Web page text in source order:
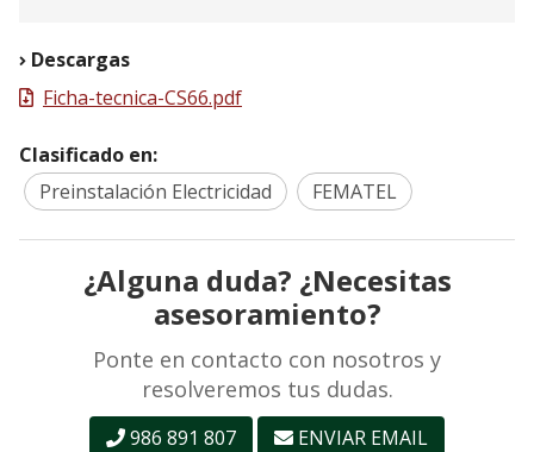
Descargas
Ficha-tecnica-CS66.pdf
Clasificado en:
Preinstalación Electricidad
FEMATEL
¿Alguna duda? ¿Necesitas
asesoramiento?
Ponte en contacto con nosotros y
resolveremos tus dudas.
986 891 807 ENVIAR EMAIL